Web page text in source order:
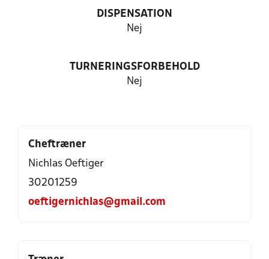
DISPENSATION
Nej
TURNERINGSFORBEHOLD
Nej
Cheftræner
Nichlas Oeftiger
30201259
oeftigernichlas@gmail.com